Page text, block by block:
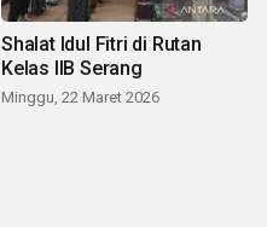
Shalat Idul Fitri di Rutan
Kelas IIB Serang
Minggu, 22 Maret 2026